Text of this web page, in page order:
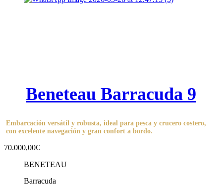
Beneteau Barracuda 9
Embarcación versátil y robusta, ideal para pesca y crucero costero,
con excelente navegación y gran confort a bordo.
70.000,00€
BENETEAU
Barracuda